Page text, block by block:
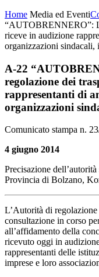
Home Media ed Eventi
“AUTOBRENNERO”:
riceve in audizione
organizzazioni sindacali,
A-22
regolazione dei
rappresentanti di
organizzazioni
Comunicato stampa n.
4 giugno 2014
Precisazione
Provincia di Bolzano,
L’Autorità di
consultazione in corso
all’affidamento della
ricevuto oggi in
rappresentanti delle
imprese e loro